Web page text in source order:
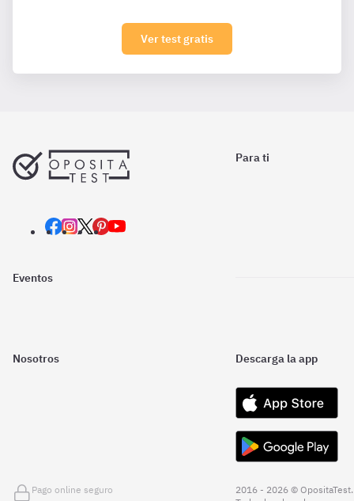
Ver test gratis
Para ti
Eventos
Nosotros Descarga la app
Pago online seguro
2016 - 2026 © OpositaTest.